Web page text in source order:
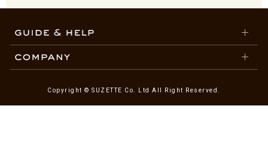
Copyright © SUZETTE Co. Ltd All Right Reserved.